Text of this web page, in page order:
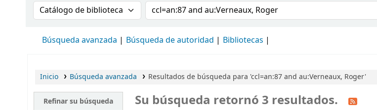
Buscar en el catálogo por:Buscar en el catálogo
Búsqueda avanzada Búsqueda de autoridad Bibliotecas
Inicio Búsqueda avanzada Resultados de búsqueda para 'ccl=an:87 and au:Verneaux, Roger'
Refinar su búsqueda Su búsqueda retornó 3 resultados.